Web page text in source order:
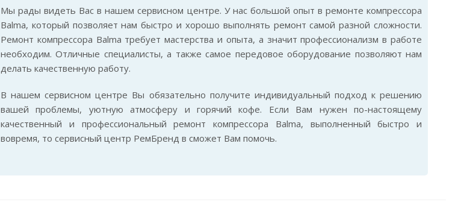
Мы рады видеть Вас в нашем сервисном центре. У нас большой опыт в ремонте компрессора
Balma, который позволяет нам быстро и хорошо выполнять ремонт самой разной сложности.
Ремонт компрессора Balma требует мастерства и опыта, а значит профессионализм в работе
необходим. Отличные специалисты, а также самое передовое оборудование позволяют нам
делать качественную работу.
В нашем сервисном центре Вы обязательно получите индивидуальный подход к решению
вашей проблемы, уютную атмосферу и горячий кофе. Если Вам нужен по-настоящему
качественный и профессиональный ремонт компрессора Balma, выполненный быстро и
вовремя, то сервисный центр РемБренд в сможет Вам помочь.